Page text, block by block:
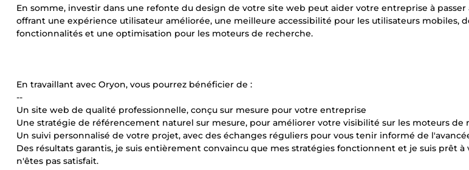
En somme, investir dans une refonte du design de votre site web peut aider votre entreprise à passer
offrant une expérience utilisateur améliorée, une meilleure accessibilité pour les utilisateurs mobiles,
fonctionnalités et une optimisation pour les moteurs de recherche.
En travaillant avec Oryon, vous pourrez bénéficier de :
--
Un site web de qualité professionnelle, conçu sur mesure pour votre entreprise
Une stratégie de référencement naturel sur mesure, pour améliorer votre visibilité sur les moteurs de
Un suivi personnalisé de votre projet, avec des échanges réguliers pour vous tenir informé de
Des résultats garantis, je suis entièrement convaincu que mes stratégies fonctionnent et je suis prêt à
n'êtes pas satisfait.